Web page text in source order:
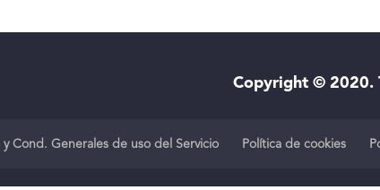
Copyright © 2020.
y Cond. Generales de uso del Servicio Política de cookies